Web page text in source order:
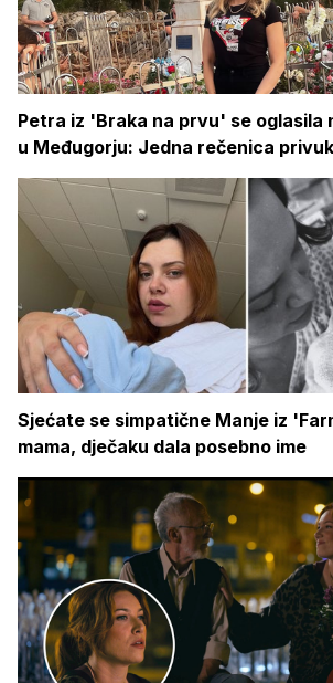
Petra iz 'Braka na prvu' se oglasila
u Međugorju: Jedna rečenica
Sjećate se simpatične Manje iz
mama, dječaku dala posebno ime